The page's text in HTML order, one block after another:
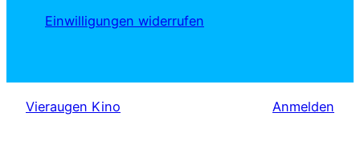
Einwilligungen widerrufen
Vieraugen Kino Anmelden